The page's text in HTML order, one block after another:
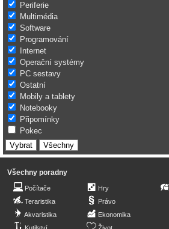
Periferie
Multimédia
Software
Programování
Internet
Operační systémy
PC sestavy
Ostatní
Mobily a tablety
Notebooky
Připomínky
Pokec
Všechny poradny
Počítače
Teraristika
Akvaristika
Hry
Právo
Ekonomika